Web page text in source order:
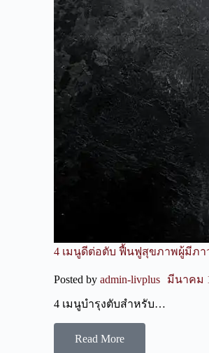
4 เมนูดีต่อตับ ฟื้นฟูสุขภาพผู้มีภ
Posted byadmin-livplus มีนาคม
4 เมนูบำรุงตับสำหรับ…
Read More